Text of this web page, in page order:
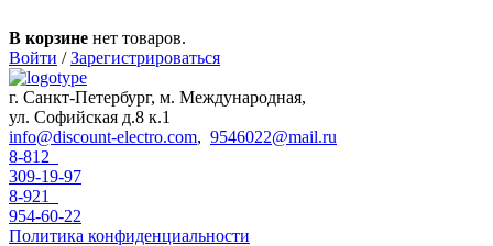
В корзине нет товаров.
Войти / Зарегистрироваться
г. Санкт-Петербург, м. Международная,
ул. Софийская д.8 к.1
info@discount-electro.com, 9546022@mail.ru
8-812
309-19-97
8-921
954-60-22
Политика конфиденциальности